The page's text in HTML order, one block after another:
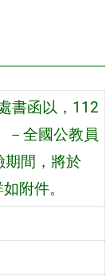
書函以，112
－全國公教員
期間，將於
附件。